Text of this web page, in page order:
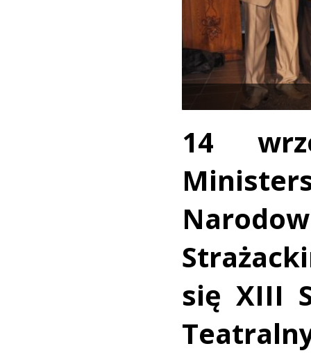
14
się XIII